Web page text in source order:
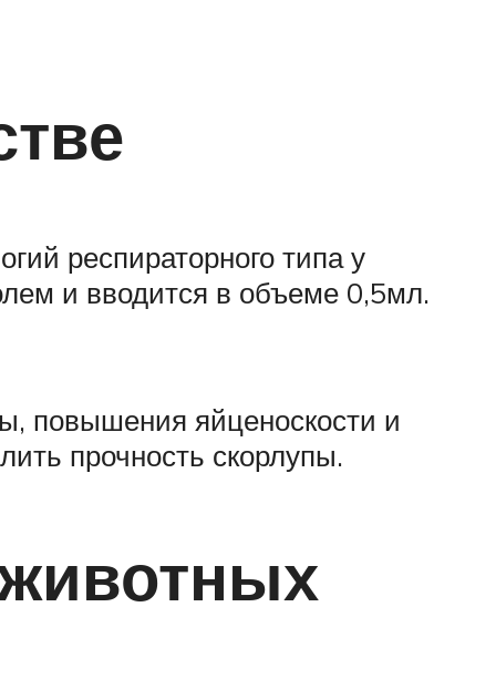
респираторного типа у
и вводится в объеме 0,5мл.
повышения яйценоскости и
прочность скорлупы.